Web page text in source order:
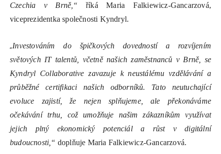
Czechia v Brně,“ říká Maria Falkiewicz-Gancarzová,
viceprezidentka společnosti Kyndryl.
„Investováním do špičkových dovedností a rozvíjením
světových IT talentů, včetně našich zaměstnanců v Brně, se
Kyndryl Collaborative zavazuje k neustálému vzdělávání a
průběžné certifikaci našich odborníků. Tato neutuchající
evoluce zajistí, že nejen splňujeme, ale překonáváme
očekávání trhu, což umožňuje našim zákazníkům využívat
jejich plný ekonomický potenciál a růst v digitální
budoucnosti,“ doplňuje Maria Falkiewicz-Gancarzová.